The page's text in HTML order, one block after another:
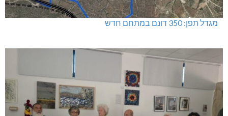
מגדל תפן: 350 דונם במתחם חדש